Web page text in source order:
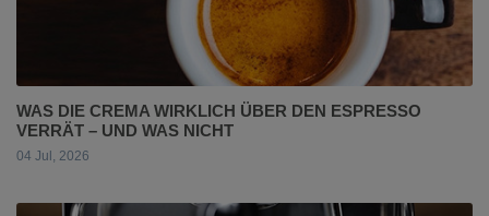
WAS DIE CREMA WIRKLICH ÜBER DEN ESPRESSO
VERRÄT – UND WAS NICHT
04 Jul, 2026